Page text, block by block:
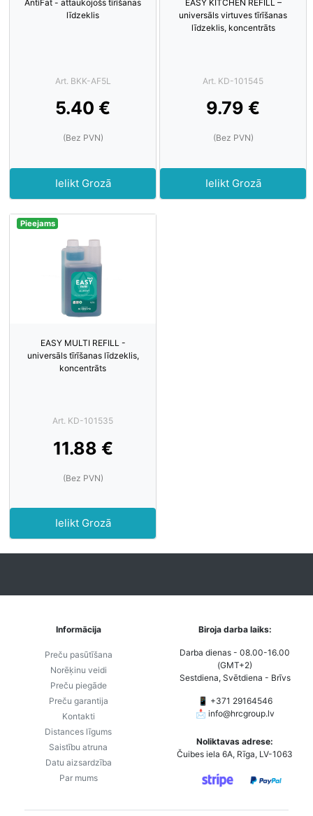
AntiFat - attaukojošs tīrīšanas
līdzeklis
Art. BKK-AF5L
5.40 €
(Bez PVN)
Ielikt Grozā
EASY KITCHEN REFILL –
universāls virtuves tīrīšanas
līdzeklis, koncentrāts
Art. KD-101545
9.79 €
(Bez PVN)
Ielikt Grozā
Pieejams
EASY MULTI REFILL -
universāls tīrīšanas līdzeklis,
koncentrāts
Art. KD-101535
11.88 €
(Bez PVN)
Ielikt Grozā
Informācija
Preču pasūtīšana
Norēķinu veidi
Preču piegāde
Preču garantija
Kontakti
Distances līgums
Saistību atruna
Datu aizsardzība
Par mums
Biroja darba laiks:
Darba dienas - 08.00-16.00
(GMT+2)
Sestdiena, Svētdiena - Brīvs
📱 +371 29164546
📩 info@hrcgroup.lv
Noliktavas adrese:
Čuibes iela 6A, Rīga, LV-1063